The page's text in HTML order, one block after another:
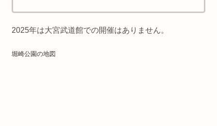
2025年は大宮武道館での開催はありません。
堀崎公園の地図